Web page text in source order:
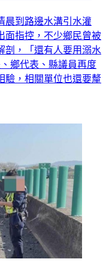
晨到路邊水溝引水灌
面指控，不少鄉民曾被
剖，「還有人要用溺水
鄉代表、縣議員再度
驗，相關單位也還要釐